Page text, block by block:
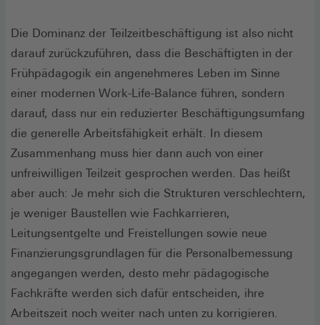
Die Dominanz der Teilzeitbeschäftigung ist also nicht
darauf zurückzuführen, dass die Beschäftigten in der
Frühpädagogik ein angenehmeres Leben im Sinne
einer modernen Work-Life-Balance führen, sondern
darauf, dass nur ein reduzierter Beschäftigungsumfang
die generelle Arbeitsfähigkeit erhält. In diesem
Zusammenhang muss hier dann auch von einer
unfreiwilligen Teilzeit gesprochen werden. Das heißt
aber auch: Je mehr sich die Strukturen verschlechtern,
je weniger Baustellen wie Fachkarrieren,
Leitungsentgelte und Freistellungen sowie neue
Finanzierungsgrundlagen für die Personalbemessung
angegangen werden, desto mehr pädagogische
Fachkräfte werden sich dafür entscheiden, ihre
Arbeitszeit noch weiter nach unten zu korrigieren.